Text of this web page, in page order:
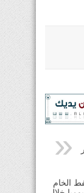
الخام